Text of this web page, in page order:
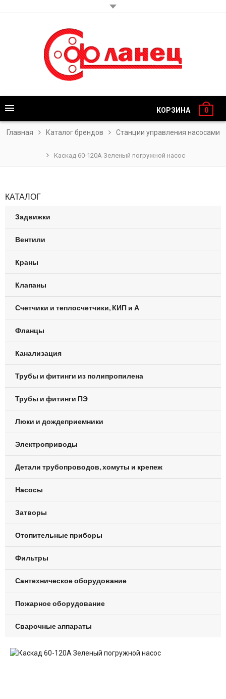
КОРЗИНА 0
Главная Каталог брендов Станции управления насосами
Каскад 60-120А Зеленый погружной насос
КАТАЛОГ
Задвижки
Вентили
Краны
Клапаны
Счетчики и теплосчетчики, КИП и А
Фланцы
Канализация
Трубы и фитинги из полипропилена
Трубы и фитинги ПЭ
Люки и дождеприемники
Электроприводы
Детали трубопроводов, хомуты и крепеж
Насосы
Затворы
Отопительные приборы
Фильтры
Сантехническое оборудование
Пожарное оборудование
Сварочные аппараты